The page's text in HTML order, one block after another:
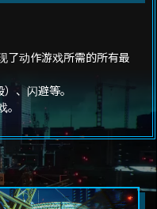
了动作游戏所需的所有最
、闪避等。